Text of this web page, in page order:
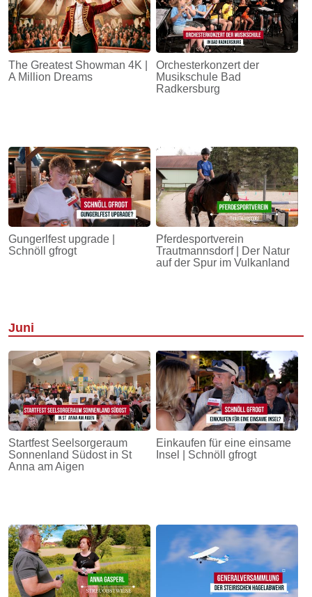
The Greatest Showman 4K |
A Million Dreams
Orchesterkonzert der
Musikschule Bad
Radkersburg
Gungerlfest upgrade |
Schnöll gfrogt
Pferdesportverein
Trautmannsdorf | Der Natur
auf der Spur im Vulkanland
Juni
Startfest Seelsorgeraum
Sonnenland Südost in St
Anna am Aigen
Einkaufen für eine einsame
Insel | Schnöll gfrogt